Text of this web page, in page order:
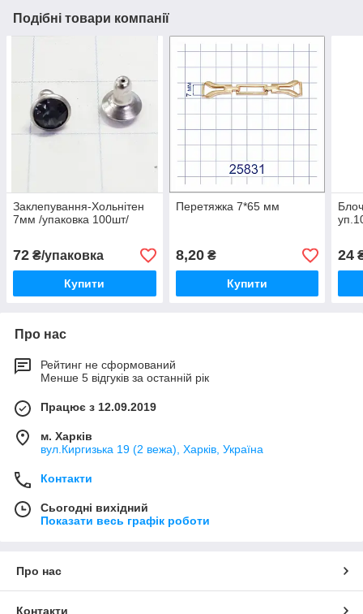
Подібні товари компанії
Заклепування-Хольнітен
7мм /упаковка 100шт/
72 ₴/упаковка
Купити
Перетяжка 7*65 мм
8,20₴
Купити
24
Про нас
Рейтинг не сформований
Менше 5 відгуків за останній рік
Працює з 12.09.2019
м. Харків
вул.Киргизька 19 (2 вежа), Харків, Україна
Контакти
Сьогодні вихідний
Показати весь графік роботи
Про нас
Контакти